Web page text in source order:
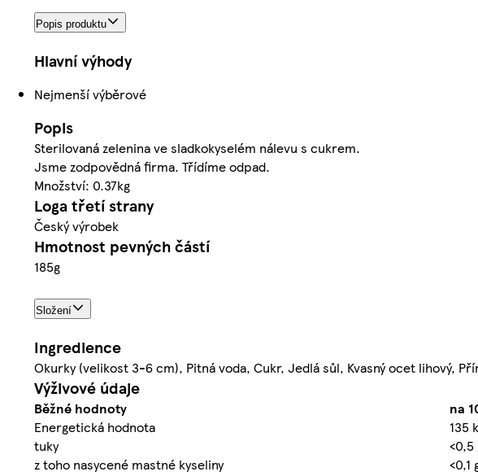
Popis produktu
Hlavní výhody
Nejmenší výběrové
Popis
Sterilovaná zelenina ve sladkokyselém nálevu s cukrem.
Jsme zodpovědná firma. Třídíme odpad.
Množství: 0.37kg
Loga třetí strany
Český výrobek
Hmotnost pevných částí
185g
Složení
Ingredience
Okurky (velikost 3-6 cm), Pitná voda, Cukr, Jedlá sůl, Kvasný ocet lihový,
Výživové údaje
Běžné hodnoty
na
Energetická hodnota
135
tuky
<0,5
z toho nasycené mastné kyseliny
<0,1